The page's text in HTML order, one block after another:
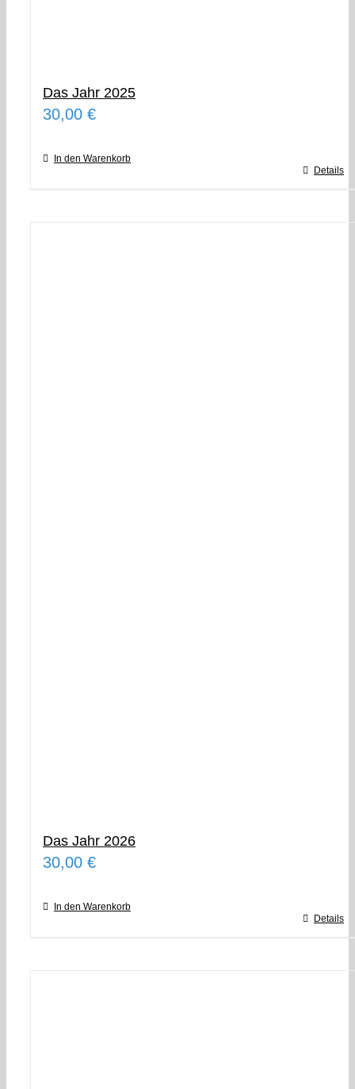
Das Jahr 2025
30,00 €
In den Warenkorb
Details
Das Jahr 2026
30,00 €
In den Warenkorb
Details